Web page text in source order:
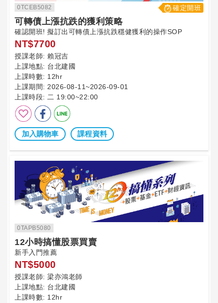
0TCEB5082 確定開班
可轉債上漲抗跌的獲利策略
確認開班! 擬訂出可轉債上漲抗跌穩健獲利的操作SOP
NT$7700
授課老師: 賴冠吉
上課地點: 台北建國
上課時數: 12hr
上課期間: 2026-08-11~2026-09-01
上課時段: 二 19:00~22:00
加入購物車 課程資料
0TAPB5080
12小時搞懂股票買賣
新手入門推薦
NT$5000
授課老師: 梁亦鴻老師
上課地點: 台北建國
上課時數: 12hr